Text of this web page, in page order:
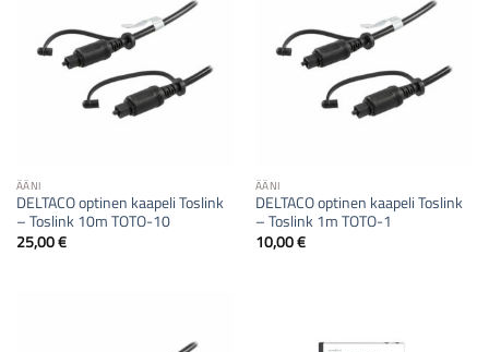
ÄÄNI
DELTACO optinen kaapeli Toslink
– Toslink 10m TOTO-10
25,00€
ÄÄNI
DELTACO optinen kaapeli Toslink
– Toslink 1m TOTO-1
10,00€